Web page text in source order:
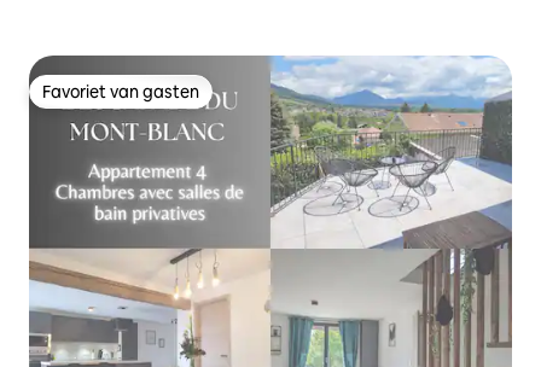
Favoriet van gasten
Favoriet van gasten